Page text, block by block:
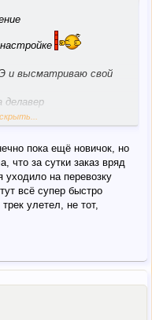
и высматриваю свой
делавер
с какой-то
детали и вижу, трек
я так жду, что бы
пока ещё новичок, но
что за сутки заказ вряд
на перевозку
всё супер быстро
улетел, не тот,